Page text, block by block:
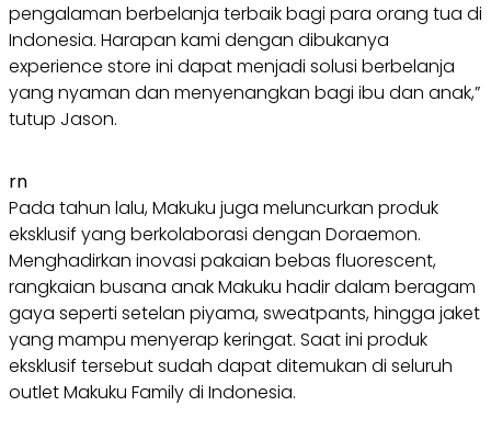
pengalaman berbelanja terbaik bagi para orang tua di
Indonesia. Harapan kami dengan dibukanya
experience store ini dapat menjadi solusi berbelanja
yang nyaman dan menyenangkan bagi ibu dan anak,”
tutup Jason.
rn
Pada tahun lalu, Makuku juga meluncurkan produk
eksklusif yang berkolaborasi dengan Doraemon.
Menghadirkan inovasi pakaian bebas fluorescent,
rangkaian busana anak Makuku hadir dalam beragam
gaya seperti setelan piyama, sweatpants, hingga jaket
yang mampu menyerap keringat. Saat ini produk
eksklusif tersebut sudah dapat ditemukan di seluruh
outlet Makuku Family di Indonesia.